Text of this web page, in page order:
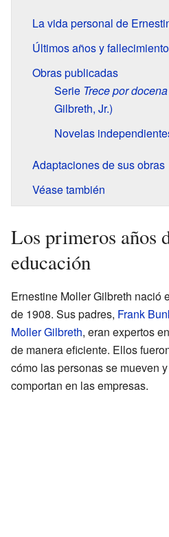
La vida personal de
Últimos años y fallecimiento
Obras publicadas
Serie Trece por docena
Gilbreth, Jr.)
Novelas
Adaptaciones de sus obras
Véase también
Los primeros años
educación
Ernestine Moller Gilbreth nació
de 1908. Sus padres, Frank
Moller Gilbreth, eran expertos
de manera eficiente. Ellos
cómo las personas se mueven
comportan en las empresas.